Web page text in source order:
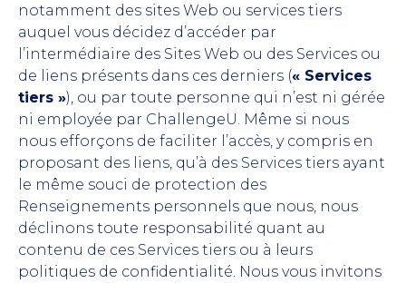
notamment des sites Web ou services tiers
auquel vous décidez d’accéder par
l’intermédiaire des Sites Web ou des Services ou
de liens présents dans ces derniers (« Services
tiers »), ou par toute personne qui n’est ni gérée
ni employée par ChallengeU. Même si nous
nous efforçons de faciliter l’accès, y compris en
proposant des liens, qu’à des Services tiers ayant
le même souci de protection des
Renseignements personnels que nous, nous
déclinons toute responsabilité quant au
contenu de ces Services tiers ou à leurs
politiques de confidentialité. Nous vous invitons